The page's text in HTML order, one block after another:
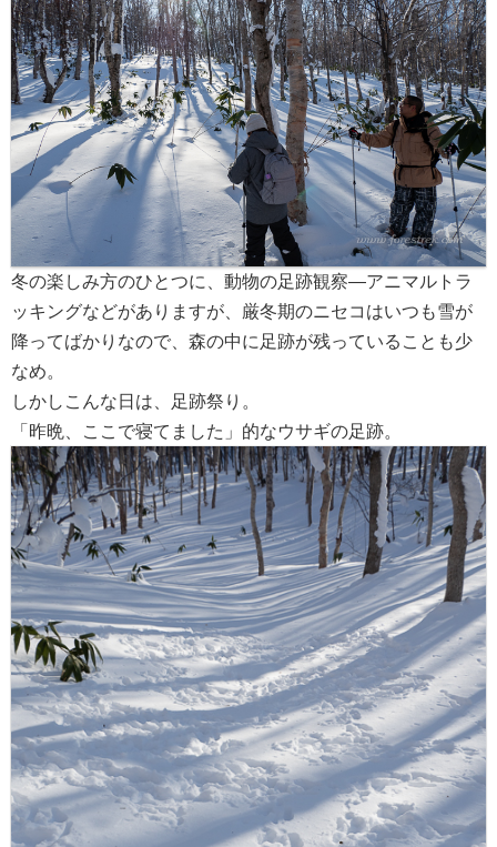
冬の楽しみ方のひとつに、動物の足跡観察―アニマルトラ
ッキングなどがありますが、厳冬期のニセコはいつも雪が
降ってばかりなので、森の中に足跡が残っていることも少
なめ。
しかしこんな日は、足跡祭り。
「昨晩、ここで寝てました」的なウサギの足跡。